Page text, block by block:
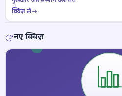
क्विज़ लें
नए क्विज़